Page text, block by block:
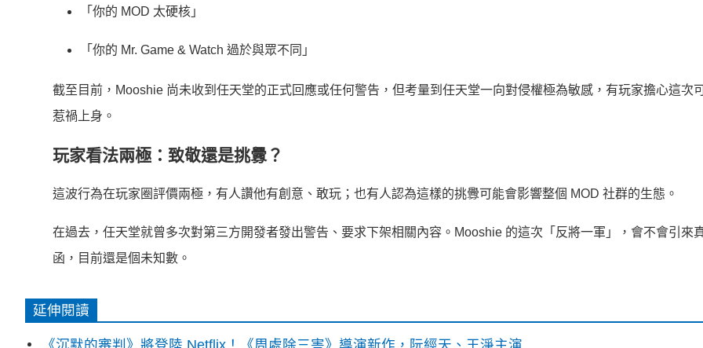
「你的 MOD 太硬核」
「你的 Mr. Game & Watch 過於與眾不同」
截至目前，Mooshie 尚未收到任天堂的正式回應或任何警告，但考量到任天堂一向對侵權極為敏感，有玩家擔心這次
惹禍上身。
玩家看法兩極：致敬還是挑釁？
這波行為在玩家圈評價兩極，有人讚他有創意、敢玩；也有人認為這樣的挑釁可能會影響整個 MOD 社群的生態。
在過去，任天堂就曾多次對第三方開發者發出警告、要求下架相關內容。Mooshie 的這次「反將一軍」，會不會引來
函，目前還是個未知數。
延伸閱讀